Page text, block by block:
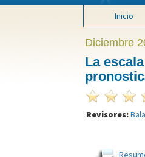
Inicio
Diciembre
La
Revisores: